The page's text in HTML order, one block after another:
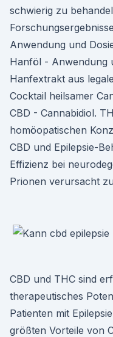
schwierig zu
Anwendung und
Hanföl - Anwendung
Hanfextrakt aus
Cocktail heilsamer
CBD - Cannabidiol.
homöopatischen
CBD und Epilepsie-
Effizienz bei
Prionen verursacht
CBD und THC sind
therapeutisches
Patienten mit
größten Vorteile von